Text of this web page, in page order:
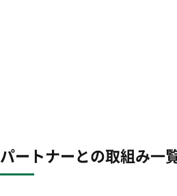
パートナーとの取組み一